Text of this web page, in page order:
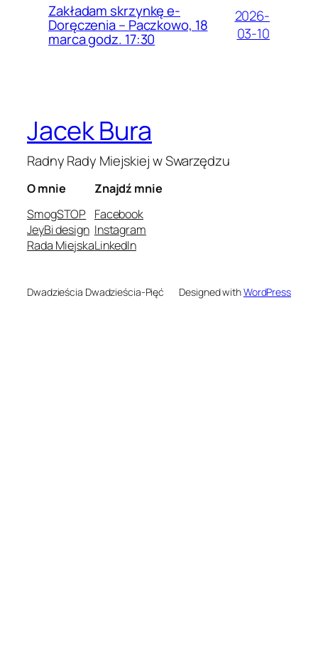
Zakładam skrzynkę e-
Doręczenia – Paczkowo, 18
marca godz. 17:30
2026-
03-10
Jacek Bura
Radny Rady Miejskiej w Swarzędzu
O mnie
SmogSTOP
JeyBi design
Rada Miejska
Znajdź mnie
Facebook
Instagram
LinkedIn
Dwadzieścia Dwadzieścia-Pięć Designed withWordPress